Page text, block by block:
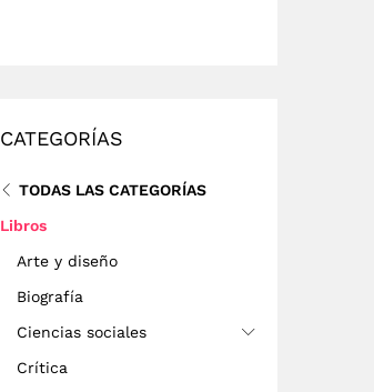
CATEGORÍAS
TODAS LAS CATEGORÍAS
Libros
Arte y diseño
Biografía
Ciencias sociales
Crítica